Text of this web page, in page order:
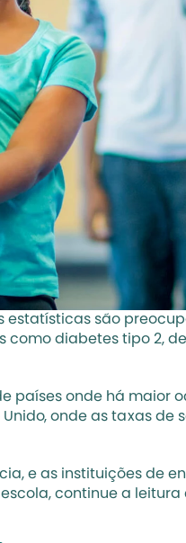
são
diabetes tipo 2,
países onde há maior
onde as taxas de
e as instituições de
continue a leitura